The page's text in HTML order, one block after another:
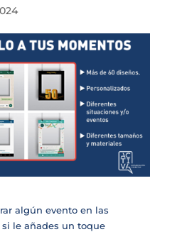
algún evento en las
si le añades un toque